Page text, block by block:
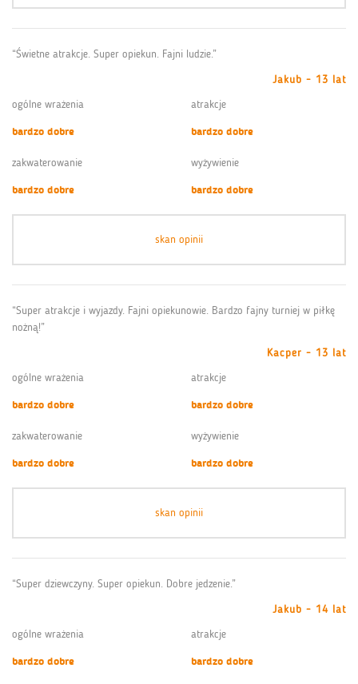
“Świetne atrakcje. Super opiekun. Fajni ludzie.”
Jakub - 13 lat
ogólne wrażenia
bardzo dobre
atrakcje
bardzo dobre
zakwaterowanie
bardzo dobre
wyżywienie
bardzo dobre
skan opinii
“Super atrakcje i wyjazdy. Fajni opiekunowie. Bardzo fajny turniej w piłkę
nożną!”
Kacper - 13 lat
ogólne wrażenia
bardzo dobre
atrakcje
bardzo dobre
zakwaterowanie
bardzo dobre
wyżywienie
bardzo dobre
skan opinii
“Super dziewczyny. Super opiekun. Dobre jedzenie.”
Jakub - 14 lat
ogólne wrażenia
bardzo dobre
atrakcje
bardzo dobre